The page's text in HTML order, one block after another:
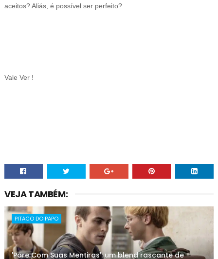
aceitos? Aliás, é possível ser perfeito?
Vale Ver !
VEJA TAMBÉM:
PITACO DO PAPO
'Pare Com Suas Mentiras': um blend rascante de